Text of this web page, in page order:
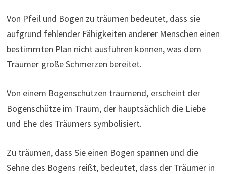
Von Pfeil und Bogen zu träumen bedeutet, dass sie
aufgrund fehlender Fähigkeiten anderer Menschen einen
bestimmten Plan nicht ausführen können, was dem
Träumer große Schmerzen bereitet.
Von einem Bogenschützen träumend, erscheint der
Bogenschütze im Traum, der hauptsächlich die Liebe
und Ehe des Träumers symbolisiert.
Zu träumen, dass Sie einen Bogen spannen und die
Sehne des Bogens reißt, bedeutet, dass der Träumer in